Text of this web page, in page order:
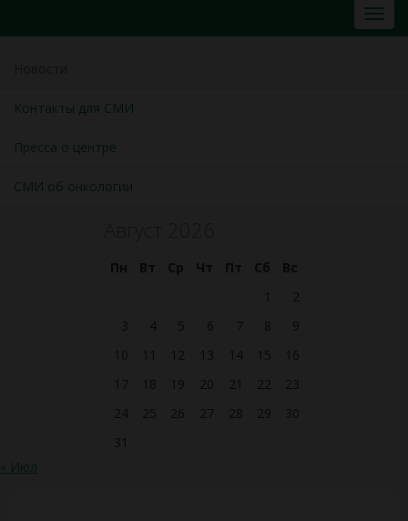
Контакты для СМИ
Пресса о центре
СМИ об онкологии
Пн Вт Ср Чт Пт Сб
Вс
1
2
3
4 5 6 7 8
9
10
11 12 13 14 15
16
17
18 19 20 21 22
23
24
25 26 27 28 29
30
31
« Июл